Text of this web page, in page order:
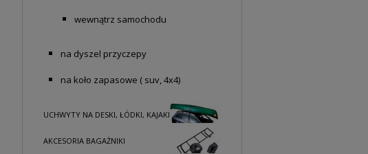
wewnątrz samochodu
na dyszel przyczepy
na koło zapasowe ( suv, 4x4)
UCHWYTY NA DESKI, ŁÓDKI, KAJAKI
AKCESORIA BAGAŻNIKI